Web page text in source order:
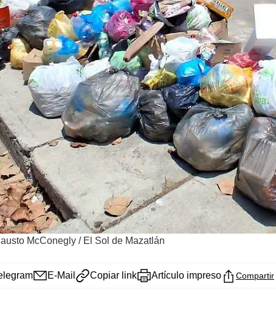
McConegly / El Sol de Mazatlán
E-Mail Copiar link Artículo impreso Compartir